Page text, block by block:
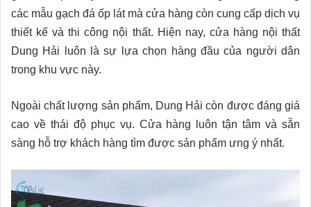
các mẫu gạch đá ốp lát mà cửa hàng còn cung cấp dịch vụ
thiết kế và thi công nội thất. Hiện nay, cửa hàng nội thất
Dung Hải luôn là sự lựa chọn hàng đầu của người dân
trong khu vực này.
Ngoài chất lượng sản phẩm, Dung Hải còn được đáng giá
cao về thái độ phục vụ. Cửa hàng luôn tận tâm và sẵn
sàng hỗ trợ khách hàng tìm được sản phẩm ưng ý nhất.